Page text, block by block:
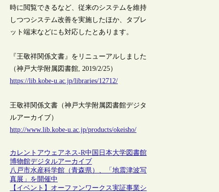
時に閲覧できるなど、従来のシステムを維持
しつつシステム改善を実施したほか、タブレ
ット端末などにも対応したとあります。
『王敬祥関係文書』をリニューアルしました
（神戸大学附属図書館, 2019/2/25）
https://lib.kobe-u.ac.jp/libraries/12712/
王敬祥関係文書（神戸大学附属図書館デジタ
ルアーカイブ）
http://www.lib.kobe-u.ac.jp/products/okeisho/
カレントアウェアネス-R中国 日本大学図書館
博物館デジタルアーカイブ
八戸市水産科学館（青森県）、「地震津波写
真展」を開催中
【イベント】オーファンワークス実証事業シ